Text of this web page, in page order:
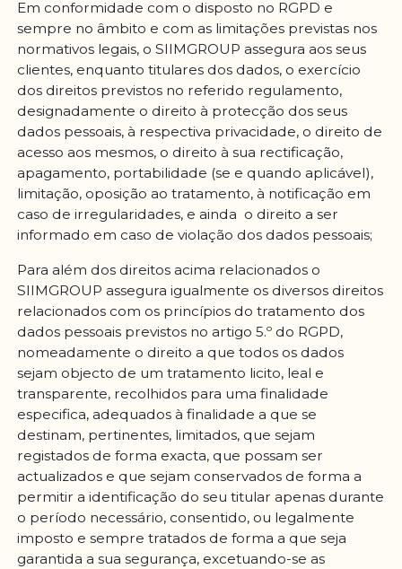
Em conformidade com o disposto no RGPD e
sempre no âmbito e com as limitações previstas nos
normativos legais, o SIIMGROUP assegura aos seus
clientes, enquanto titulares dos dados, o exercício
dos direitos previstos no referido regulamento,
designadamente o direito à protecção dos seus
dados pessoais, à respectiva privacidade, o direito de
acesso aos mesmos, o direito à sua rectificação,
apagamento, portabilidade (se e quando aplicável),
limitação, oposição ao tratamento, à notificação em
caso de irregularidades, e ainda o direito a ser
informado em caso de violação dos dados pessoais;
Para além dos direitos acima relacionados o
SIIMGROUP assegura igualmente os diversos direitos
relacionados com os princípios do tratamento dos
dados pessoais previstos no artigo 5.º do RGPD,
nomeadamente o direito a que todos os dados
sejam objecto de um tratamento licito, leal e
transparente, recolhidos para uma finalidade
especifica, adequados à finalidade a que se
destinam, pertinentes, limitados, que sejam
registados de forma exacta, que possam ser
actualizados e que sejam conservados de forma a
permitir a identificação do seu titular apenas durante
o período necessário, consentido, ou legalmente
imposto e sempre tratados de forma a que seja
garantida a sua segurança, excetuando-se as